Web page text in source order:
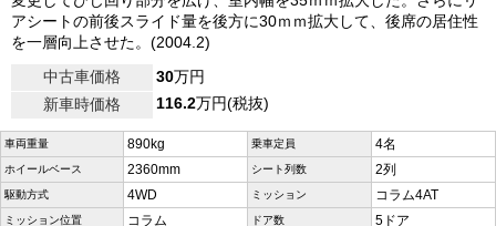
アシートの前後スライド量を後方に30ｍｍ拡大して、後席の居住性
を一層向上させた。(2004.2)
中古車価格
30万円
新車時価格
116.2万円(税抜)
車両重量 890kg 乗車定員 4名
ホイールベース 2360mm シート列数 2列
駆動方式 4WD ミッション コラム4AT
ミッション位置 コラム ドア数 5ドア